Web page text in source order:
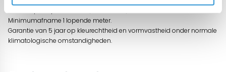
Minimumafname 1 lopende meter.
Garantie van 5 jaar op kleurechtheid en vormvastheid onder normale
klimatologische omstandigheden.